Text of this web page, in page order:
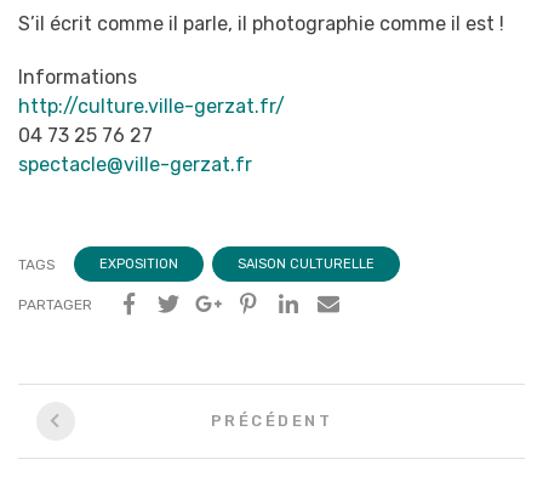
S’il écrit comme il parle, il photographie comme il est !
Informations
http://culture.ville-gerzat.fr/
04 73 25 76 27
spectacle@ville-gerzat.fr
TAGS EXPOSITION SAISON CULTURELLE
PARTAGER
Navigation
entre
PRÉCÉDENT